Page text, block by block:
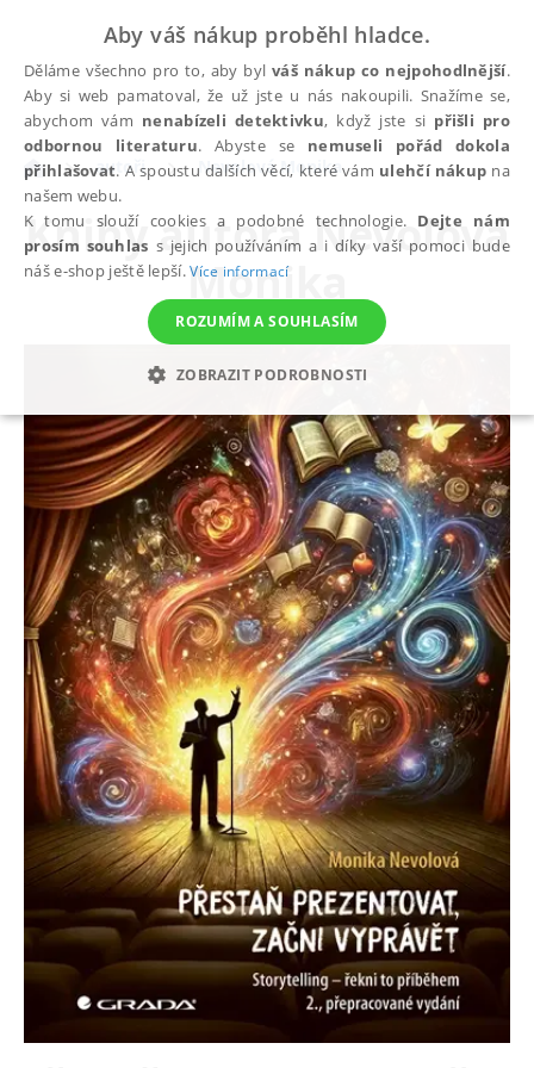
autoři Nevolová Monika
Knihy autoraNevolová
Monika
Aby váš nákup proběhl hladce.
Děláme všechno pro to, aby bylváš nákup co nejpohodlnější.
Aby si web pamatoval, že už jste u nás nakoupili. Snažíme se,
abychom vám nenabízeli detektivku, když jste si přišli pro
odbornou literaturu. Abyste se nemuseli pořád dokola
přihlašovat. A spoustu dalších věcí, které vám ulehčí nákup na
našem webu.
K tomu slouží cookies a podobné technologie. Dejte nám
prosím souhlas s jejich používáním a i díky vaší pomoci bude
náš e-shop ještě lepší.Více informací
ROZUMÍM A SOUHLASÍM
ZOBRAZIT PODROBNOSTI
NEZBYTNÉ ANALYTICKÉ MARKETINGOVÉ
FUNKČNÍ NEZAŘAZENÉ SOUBORY
Nezbytné Analytické Marketingové
Funkční
Nezařazené soubory
Nezbytně nutné soubory cookie umožňují základní funkce webových
stránek, jako je přihlášení uživatele a správa účtu. Webové stránky nelze
bez nezbytně nutných souborů cookie správně používat.
Název
Provider /
Doména
Vyprší Popis
CookieScriptConsent
CookieScript
www.grada.cz
1 měsíc
Tento soubor
cookie
služba
Cookie-
Script.com k
zapamatování
předvoleb
souhlasu se
soubory
cookie
návštěvníků.
Je nutné, aby
banner
cookie
Script.com